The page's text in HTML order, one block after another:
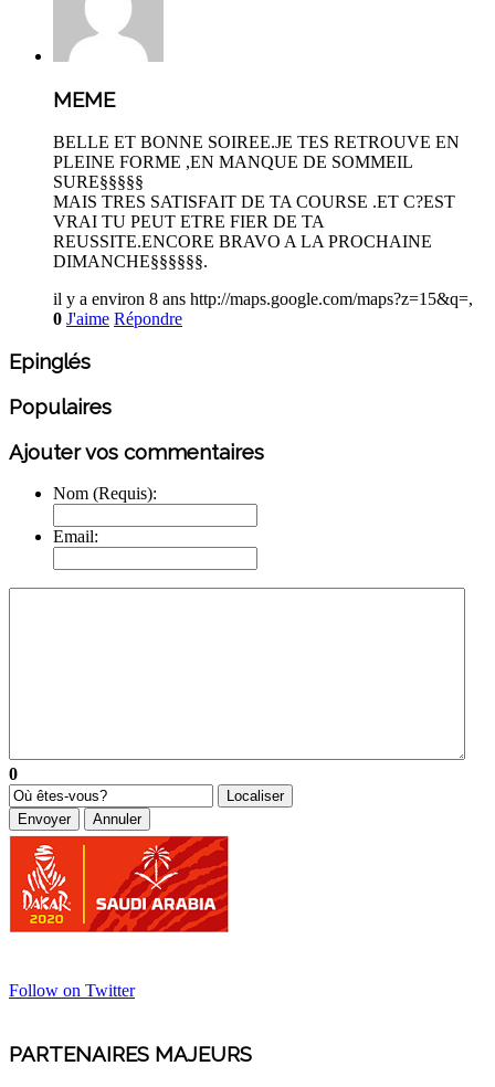
MEME
BELLE ET BONNE SOIREE.JE TES RETROUVE EN
PLEINE FORME ,EN MANQUE DE SOMMEIL
SURE§§§§§
MAIS TRES SATISFAIT DE TA COURSE .ET C?EST
VRAI TU PEUT ETRE FIER DE TA
REUSSITE.ENCORE BRAVO A LA PROCHAINE
DIMANCHE§§§§§§.
il y a environ 8 ans http://maps.google.com/maps?z=15&q=,
0 J'aime Répondre
Epinglés
Populaires
Ajouter vos commentaires
Nom (Requis):
Email:
0
Localiser
Envoyer
Annuler
Follow on Twitter
PARTENAIRES MAJEURS